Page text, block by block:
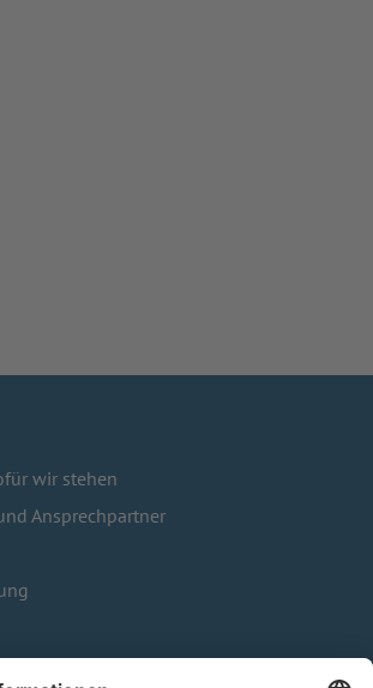
wir stehen
Ansprechpartner